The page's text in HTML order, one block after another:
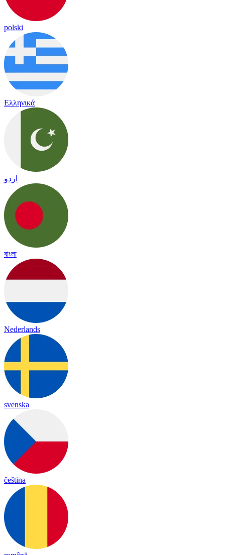
polski
Ελληνικά
اردو
বাংলা
Nederlands
svenska
čeština